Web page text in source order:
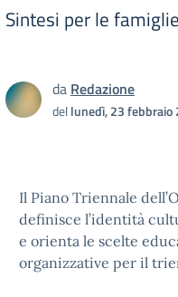
Sintesi per le famiglie
da Redazione
dellunedì, 23 febbraio
Il Piano Triennale
definisce l’identità
e orienta le scelte
organizzative per il